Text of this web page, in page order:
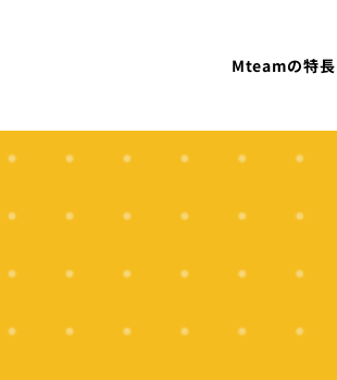
Mteamの特長